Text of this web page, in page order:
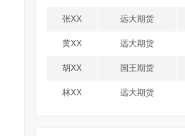
张XX 远大期货
黄XX 远大期货
胡XX 国王期货
林XX 远大期货